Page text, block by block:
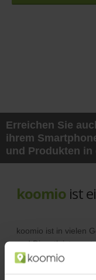
Erreichen Sie
ihrem
und Produkten in
koomio ist
koomio ist in vielen
und Dienstleister
abgestimmt.